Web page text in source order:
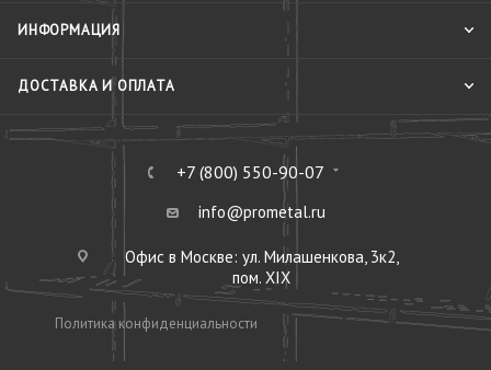
ИНФОРМАЦИЯ
ДОСТАВКА И ОПЛАТА
+7 (800) 550-90-07
info@prometal.ru
Офис в Москве: ул. Милашенкова, 3к2,
пом. XIX
Политика конфиденциальности